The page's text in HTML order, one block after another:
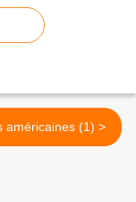
Affiches américaines (1) >